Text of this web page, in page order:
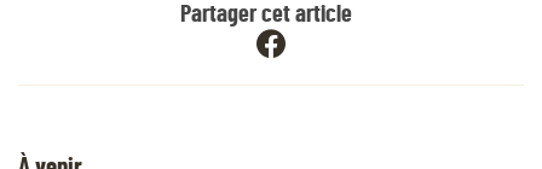
Partager cet article